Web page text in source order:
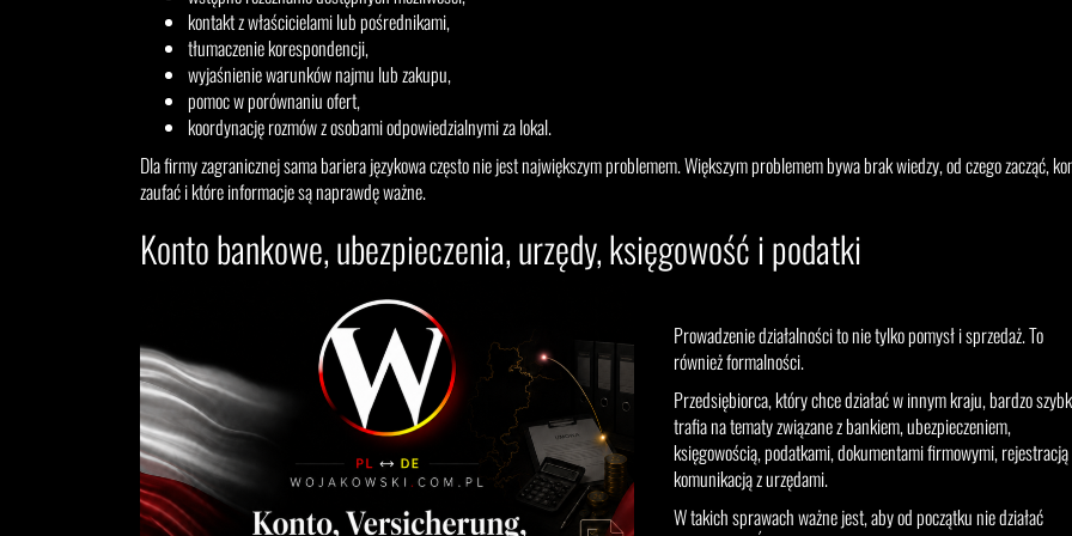
kontakt z właścicielami lub pośrednikami,
tłumaczenie korespondencji,
wyjaśnienie warunków najmu lub zakupu,
pomoc w porównaniu ofert,
koordynację rozmów z osobami odpowiedzialnymi za lokal.
Dla firmy zagranicznej sama bariera językowa często nie jest największym problemem. Większym problemem bywa brak wiedzy, od czego zacząć,
zaufać i które informacje są naprawdę ważne.
Konto bankowe, ubezpieczenia, urzędy, księgowość i podatki
Prowadzenie działalności to nie tylko pomysł i sprzedaż. To
również formalności.
Przedsiębiorca, który chce działać w innym kraju, bardzo
trafia na tematy związane z bankiem, ubezpieczeniem,
księgowością, podatkami, dokumentami firmowymi,
komunikacją z urzędami.
W takich sprawach ważne jest, aby od początku nie działać